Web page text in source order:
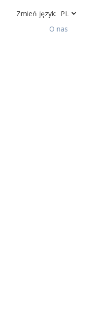
Zmień język:
O nas